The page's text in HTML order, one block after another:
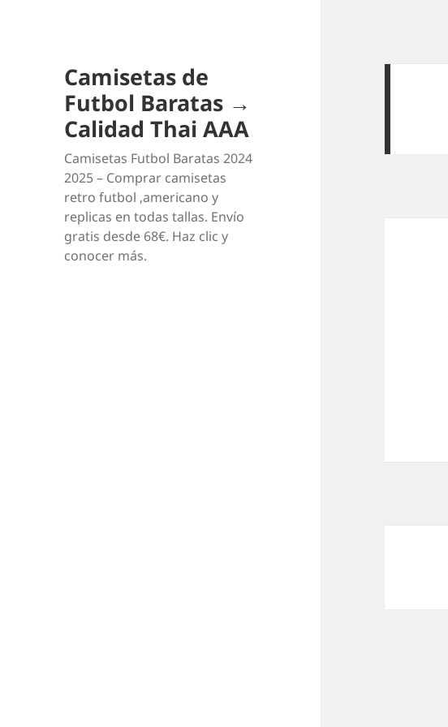
Camisetas de
Futbol Baratas →
Calidad Thai AAA
Camisetas Futbol Baratas 2024
2025 – Comprar camisetas
retro futbol ,americano y
replicas en todas tallas. Envío
gratis desde 68€. Haz clic y
conocer más.